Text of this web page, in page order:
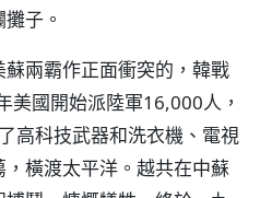
子。
兩霸作正面衝突的，韓戰
美國開始派陸軍16,000人，
高科技武器和洗衣機、電視
橫渡太平洋。越共在中蘇